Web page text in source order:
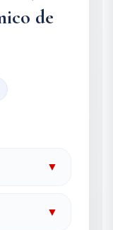
de
▼
▼